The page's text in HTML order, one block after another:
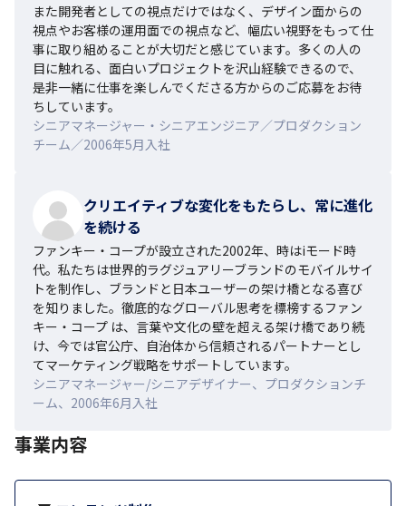
また開発者としての視点だけではなく、デザイン面からの
視点やお客様の運用面での視点など、幅広い視野をもって仕
事に取り組めることが大切だと感じています。多くの人の
目に触れる、面白いプロジェクトを沢山経験できるので、
是非一緒に仕事を楽しんでくださる方からのご応募をお待
ちしています。
シニアマネージャー・シニアエンジニア／プロダクション
チーム／2006年5月入社
クリエイティブな変化をもたらし、常に進化
を続ける
ファンキー・コープが設立された2002年、時はiモード時
代。私たちは世界的ラグジュアリーブランドのモバイルサイ
トを制作し、ブランドと日本ユーザーの架け橋となる喜び
を知りました。徹底的なグローバル思考を標榜するファン
キー・コープ は、言葉や文化の壁を超える架け橋であり続
け、今では官公庁、自治体から信頼されるパートナーとし
てマーケティング戦略をサポートしています。
シニアマネージャー/シニアデザイナー、プロダクションチ
ーム、2006年6月入社
事業内容